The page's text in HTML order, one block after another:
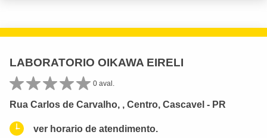
LABORATORIO OIKAWA EIRELI
0 aval.
Rua Carlos de Carvalho, , Centro, Cascavel - PR
ver horario de atendimento.